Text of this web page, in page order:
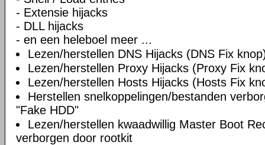
- Extensie hijacks
- DLL hijacks
- en een heleboel meer ...
Lezen/herstellen DNS Hijacks (DNS Fix
Lezen/herstellen Proxy Hijacks (Proxy Fix
Lezen/herstellen Hosts Hijacks (Hosts Fix
Herstellen snelkoppelingen/bestanden
"Fake HDD"
Lezen/herstellen kwaadwillig Master Boot
verborgen door rootkit